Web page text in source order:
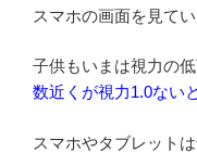
スマホの画面を見て
子供もいまは視力の低
数近くが視力1.0ない
スマホやタブレット